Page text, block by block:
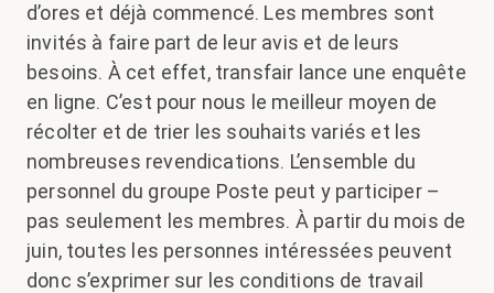
d’ores et déjà commencé. Les membres sont
invités à faire part de leur avis et de leurs
besoins. À cet effet, transfair lance une enquête
en ligne. C’est pour nous le meilleur moyen de
récolter et de trier les souhaits variés et les
nombreuses revendications. L’ensemble du
personnel du groupe Poste peut y participer –
pas seulement les membres. À partir du mois de
juin, toutes les personnes intéressées peuvent
donc s’exprimer sur les conditions de travail